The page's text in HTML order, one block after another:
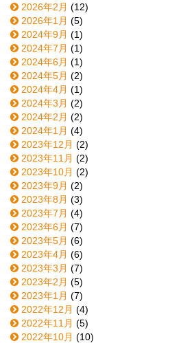
2026年2月 (12)
2026年1月 (5)
2024年9月 (1)
2024年7月 (1)
2024年6月 (1)
2024年5月 (2)
2024年4月 (1)
2024年3月 (2)
2024年2月 (2)
2024年1月 (4)
2023年12月 (2)
2023年11月 (2)
2023年10月 (2)
2023年9月 (2)
2023年8月 (3)
2023年7月 (4)
2023年6月 (7)
2023年5月 (6)
2023年4月 (6)
2023年3月 (7)
2023年2月 (5)
2023年1月 (7)
2022年12月 (4)
2022年11月 (5)
2022年10月 (10)